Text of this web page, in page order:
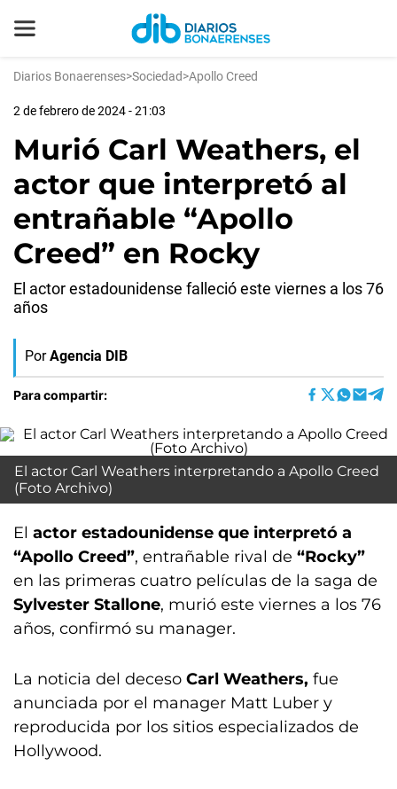
Diarios Bonaerenses>Sociedad>Apollo Creed
2 de febrero de 2024 - 21:03
Murió Carl Weathers, el
actor que interpretó al
entrañable “Apollo
Creed” en Rocky
El actor estadounidense falleció este viernes a los 76
años
Por Agencia DIB
Para compartir:
El actor Carl Weathers interpretando a Apollo Creed
(Foto Archivo)
El actor estadounidense que interpretó a
“Apollo Creed”, entrañable rival de “Rocky”
en las primeras cuatro películas de la saga de
Sylvester Stallone, murió este viernes a los 76
años, confirmó su manager.
La noticia del deceso Carl Weathers, fue
anunciada por el manager Matt Luber y
reproducida por los sitios especializados de
Hollywood.